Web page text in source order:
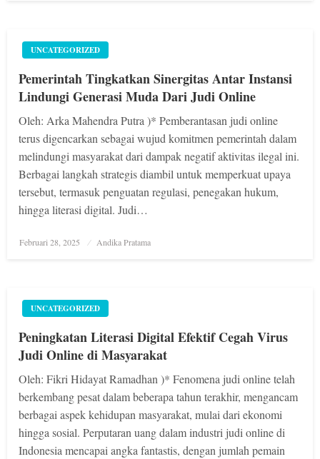
UNCATEGORIZED
Pemerintah Tingkatkan Sinergitas Antar Instansi
Lindungi Generasi Muda Dari Judi Online
Oleh: Arka Mahendra Putra )* Pemberantasan judi online
terus digencarkan sebagai wujud komitmen pemerintah dalam
melindungi masyarakat dari dampak negatif aktivitas ilegal ini.
Berbagai langkah strategis diambil untuk memperkuat upaya
tersebut, termasuk penguatan regulasi, penegakan hukum,
hingga literasi digital. Judi…
Posted
Februari 28, 2025 Andika Pratama
UNCATEGORIZED
Peningkatan Literasi Digital Efektif Cegah Virus
Judi Online di Masyarakat
Oleh: Fikri Hidayat Ramadhan )* Fenomena judi online telah
berkembang pesat dalam beberapa tahun terakhir, mengancam
berbagai aspek kehidupan masyarakat, mulai dari ekonomi
hingga sosial. Perputaran uang dalam industri judi online di
Indonesia mencapai angka fantastis, dengan jumlah pemain